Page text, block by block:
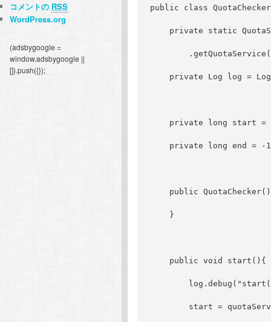
public class
private static
private Log log =
private long start =
private long end = -
public
    }
    public void start(){
start =
コメントの RSS
WordPress.org
(adsbygoogle =
window.adsbygoogle ||
[]).push({});